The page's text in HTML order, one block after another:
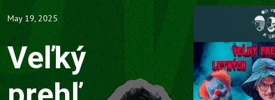
May 19, 2025
Veľký